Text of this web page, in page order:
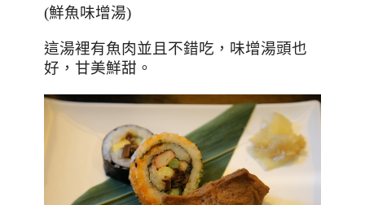
(鮮魚味增湯)
這湯裡有魚肉並且不錯吃，味增湯頭也
好，甘美鮮甜。